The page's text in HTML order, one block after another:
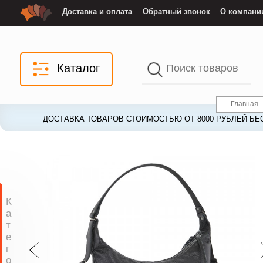
Доставка и оплата Обратный звонок О
Каталог
Главная
ДОСТАВКА ТОВАРОВ СТОИМОСТЬЮ ОТ 8000 РУБЛЕЙ
ДОСТАВКА ТОВАРОВ СТОИМОСТЬЮ ОТ 8000 РУБЛЕЙ
К
а
т
е
г
о